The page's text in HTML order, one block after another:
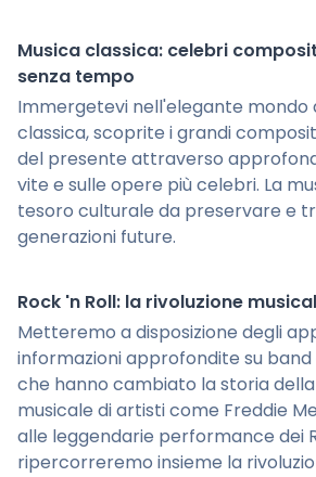
Musica classica: celebri
senza tempo
Immergetevi nell'elegante mondo
classica, scoprite i grandi
del presente attraverso
vite e sulle opere più celebri. La
tesoro culturale da preservare e
generazioni future.
Rock 'n Roll: la rivoluzione
Metteremo a disposizione degli
informazioni approfondite su
che hanno cambiato la storia
musicale di artisti come Freddie
alle leggendarie performance dei
ripercorreremo insieme la